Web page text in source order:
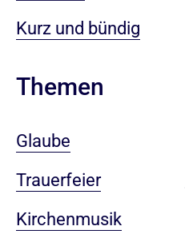
Kurz und bündig
Themen
Glaube
Trauerfeier
Kirchenmusik